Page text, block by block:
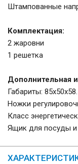
Штампованные
Комплектация:
2 жаровни
1 решетка
Дополнительная
Габариты:
Ножки
Класс
Ящик для посуды и